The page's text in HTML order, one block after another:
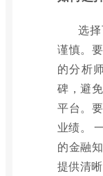
选
谨慎。
的分析
碑，避
平台。
业绩。
的金融
提供清